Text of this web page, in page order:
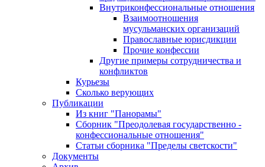
Внутриконфессиональные отношения
Взаимоотношения
мусульманских организаций
Православные юрисдикции
Прочие конфессии
Другие примеры сотрудничества и
конфликтов
Курьезы
Сколько верующих
Публикации
Из книг "Панорамы"
Сборник "Преодолевая государственно -
конфессиональные отношения"
Статьи сборника "Пределы светскости"
Документы